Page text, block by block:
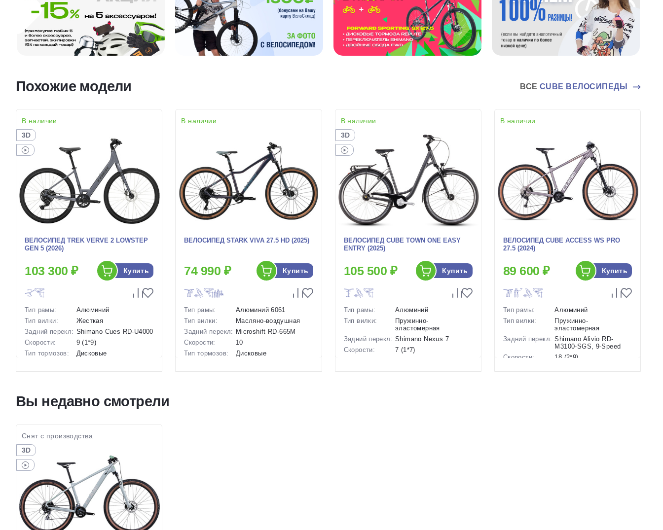
Похожие модели ВСЕCUBE ВЕЛОСИПЕДЫ
В наличии
3D
ВЕЛОСИПЕД TREK VERVE 2 LOWSTEP
GEN 5 (2026)
103 300 ₽ Купить
Тип рамы:
Алюминий
Тип вилки:
Жесткая
Задний перекл: Shimano Cues RD-U4000
Скорости:
9 (1*9)
Тип тормозов:
Дисковые
Цвет-размер в
наличии:
, 14 Желтый, 21.5
Желтый
В наличии
ВЕЛОСИПЕД STARK VIVA 27.5 HD (2025)
74 990 ₽ Купить
Тип рамы:
Алюминий 6061
Тип вилки:
Масляно-воздушная
Задний перекл: Microshift RD-665M
Скорости:
10
Тип тормозов:
Дисковые
В наличии
3D
ВЕЛОСИПЕД CUBE TOWN ONE EASY
ENTRY (2025)
105 500 ₽ Купить
Тип рамы:
Алюминий
Тип вилки:
Пружинно-
эластомерная
Задний перекл: Shimano Nexus 7
Скорости:
7 (1*7)
В наличии
ВЕЛОСИПЕД CUBE ACCESS WS PRO
27.5 (2024)
89 600 ₽ Купить
Тип рамы:
Алюминий
Тип вилки:
Пружинно-
эластомерная
Задний перекл: Shimano Alivio RD-
M3100-SGS, 9-Speed
Скорости:
18 (2*9)
Вы недавно смотрели
Снят с производства
3D